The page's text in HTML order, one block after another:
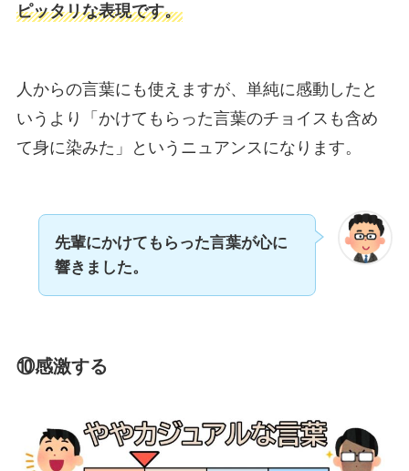
ピッタリな表現です。
人からの言葉にも使えますが、単純に感動したと
いうより「かけてもらった言葉のチョイスも含め
て身に染みた」というニュアンスになります。
先輩にかけてもらった言葉が心に
響きました。
⑩感激する